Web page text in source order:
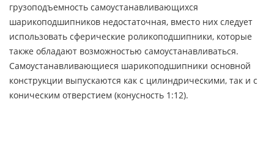
грузоподъемность самоустанавливающихся
шарикоподшипников недостаточная, вместо них следует
использовать сферические роликоподшипники, которые
также обладают возможностью самоустанавливаться.
Самоустанавливающиеся шарикоподшипники основной
конструкции выпускаются как с цилиндрическими, так и с
коническим отверстием (конусность 1:12).